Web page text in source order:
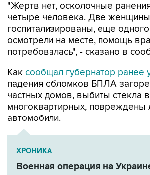
"Жертв нет, осколочные
четыре человека. Две
госпитализированы, еще
осмотрели на месте, помощь
потребовалась", - сказано в
Как сообщал губернатор ранее
падения обломков БПЛА
частных домов, выбиты стекла
многоквартирных, повреждены
автомобили.
ХРОНИКА
Военная операция на